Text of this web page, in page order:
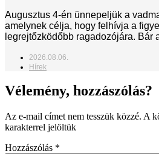
Augusztus 4-én ünnepeljük a
amelynek célja, hogy felhívja a
legrejtőzködőbb ragadozójára. Bár
2026.08.06.
Hírek
Vélemény, hozzászólás?
Az e-mail címet nem tesszük közzé. A
karakterrel jelöltük
Hozzászólás *